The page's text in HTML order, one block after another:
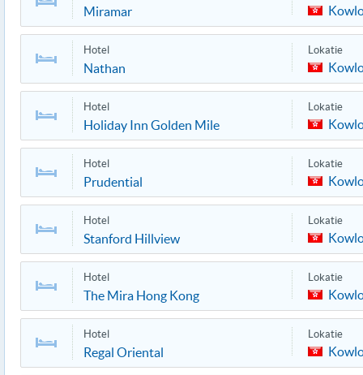
Miramar
Hotel
Nathan
Lokatie
Hotel
Holiday Inn Golden Mile
Lokatie
Hotel
Prudential
Lokatie
Hotel
Stanford Hillview
Lokatie
Hotel
The Mira Hong Kong
Lokatie
Hotel
Regal Oriental
Lokatie